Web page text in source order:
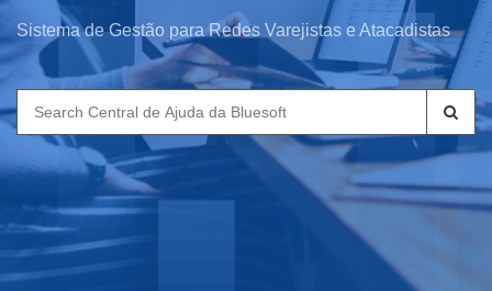
Sistema de Gestão para Redes Varejistas e Atacadistas
Search
for: